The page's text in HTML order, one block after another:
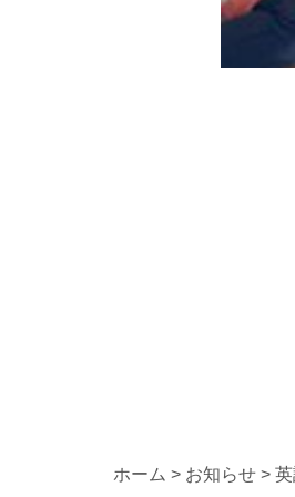
ホーム > お知らせ > 英